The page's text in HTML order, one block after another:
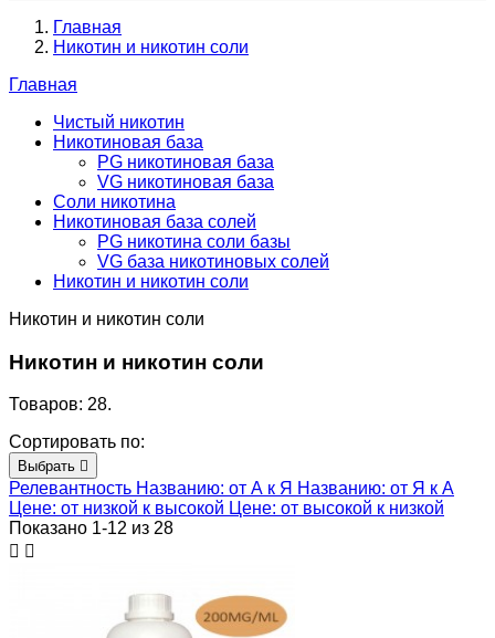
Главная
Никотин и никотин соли
Главная
Чистый никотин
Никотиновая база
PG никотиновая база
VG никотиновая база
Соли никотина
Никотиновая база солей
PG никотина соли базы
VG база никотиновых солей
Никотин и никотин соли
Никотин и никотин соли
Никотин и никотин соли
Товаров: 28.
Сортировать по:
Выбрать 
Релевантность Названию: от А к Я Названию: от Я к А
Цене: от низкой к высокой Цене: от высокой к низкой
Показано 1-12 из 28
 